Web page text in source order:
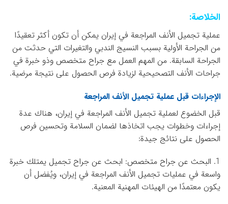
الخلاصة:
عملية تجميل الأنف المراجعة في إيران يمكن أن تكون أكثر تعقيدًا
من الجراحة الأولية بسبب النسيج الندبي والتغيرات التي حدثت من
الجراحة السابقة. من المهم العمل مع جراح متخصص وذو خبرة في
جراحات الأنف التصحيحية لزيادة فرص الحصول على نتيجة مرضية.
الإجراءات قبل عملية تجميل الأنف المراجعة
قبل الخضوع لعملية تجميل الأنف المراجعة في إيران، هناك عدة
إجراءات وخطوات يجب اتخاذها لضمان السلامة وتحسين فرص
الحصول على نتائج جيدة:
1. البحث عن جراح متخصص: ابحث عن جراح تجميل يمتلك خبرة
واسعة في عمليات تجميل الأنف المراجعة في إيران، ويُفضل أن
يكون معتمدًا من الهيئات المهنية المعنية.